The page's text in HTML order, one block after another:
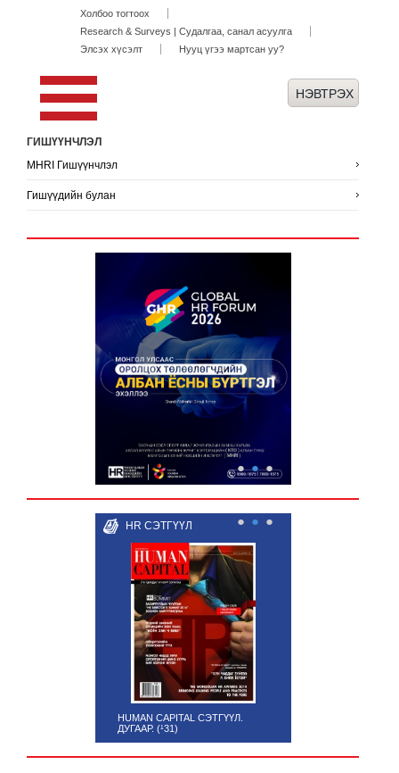
Холбоо тогтоох
Research & Surveys | Судалгаа, санал асуулга
Элсэх хүсэлт
Нууц үгээ мартсан уу?
ГИШҮҮНЧЛЭЛ
MHRI Гишүүнчлэл
Гишүүдийн булан
● ● ●
HR СЭТГҮҮЛ
HUMAN CAPITAL СЭТГҮҮЛ.
ДУГААР. (¹31)
● ● ●